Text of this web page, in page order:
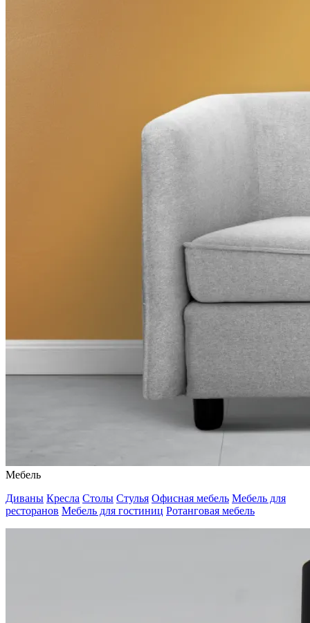
Мебель
Диваны Кресла Столы Стулья Офисная мебель Мебель для
ресторанов Мебель для гостиниц Ротанговая мебель